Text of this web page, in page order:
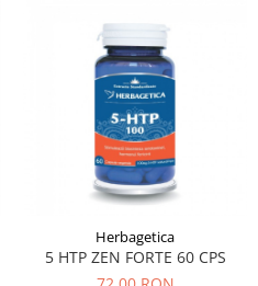
Herbagetica
5 HTP ZEN FORTE 60 CPS